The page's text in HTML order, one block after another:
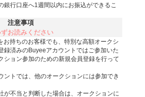
銀行口座へ1週間以内にお振込ができるこ
注意事項
お読みください
お持ちのお客様でも、特別な高額オークシ
録済みのBuyeeアカウントではご参加いた
ション参加のための新規会員登録を行って
ントでは、他のオークションには参加でき
が不当と判断した場合は、オークションに